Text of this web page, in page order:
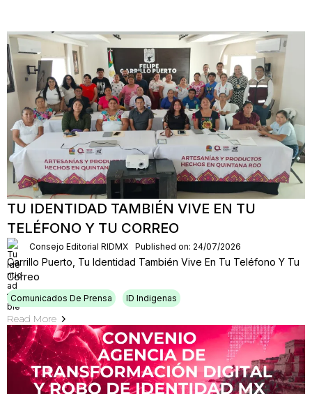
TU IDENTIDAD TAMBIÉN VIVE EN TU
TELÉFONO Y TU CORREO
Consejo Editorial RIDMX Published on: 24/07/2026
Carrillo Puerto, Tu Identidad También Vive En Tu Teléfono Y Tu
Correo
Comunicados De Prensa ID Indigenas
Read More